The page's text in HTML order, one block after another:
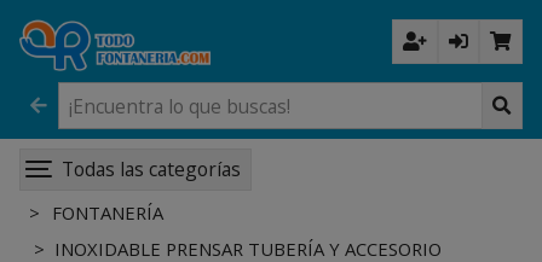
Todas las categorías
FONTANERÍA
INOXIDABLE PRENSAR TUBERÍA Y ACCESORIO